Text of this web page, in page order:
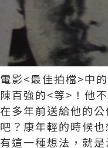
電影<最佳拍檔>中
陳百強的<等>！他
在多年前送給他的
吧？康年輕的時候
有這一種想法，就是